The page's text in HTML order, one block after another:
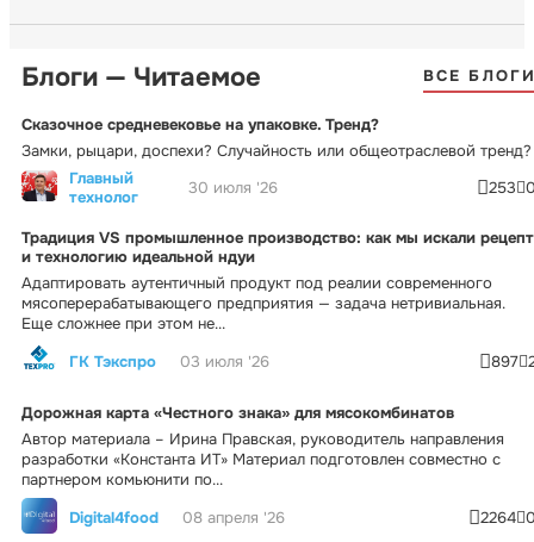
Блоги — Читаемое ВСЕ
Сказочное средневековье на упаковке. Тренд?
Замки, рыцари, доспехи? Случайность или общеотраслевой тренд?
Главный
технолог
30 июля '26 253
Традиция VS промышленное производство: как мы искали рецепт
и технологию идеальной ндуи
Адаптировать аутентичный продукт под реалии современного
мясоперерабатывающего предприятия — задача нетривиальная.
Еще сложнее при этом не...
ГК Тэкспро
03 июля '26 897
Дорожная карта «Честного знака» для мясокомбинатов
Автор материала – Ирина Правская, руководитель направления
разработки «Константа ИТ» Материал подготовлен совместно с
партнером комьюнити по...
Digital4food
08 апреля '26 2264